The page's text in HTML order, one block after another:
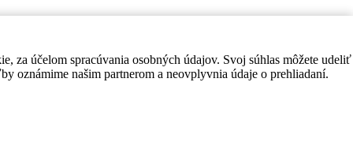
za účelom spracúvania osobných údajov. Svoj súhlas môžete udeliť
oznámime našim partnerom a neovplyvnia údaje o prehliadaní.